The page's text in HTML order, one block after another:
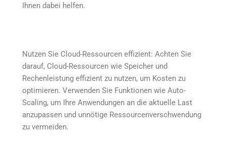
Ihnen dabei helfen.
Nutzen Sie Cloud-Ressourcen effizient: Achten Sie
darauf, Cloud-Ressourcen wie Speicher und
Rechenleistung effizient zu nutzen, um Kosten zu
optimieren. Verwenden Sie Funktionen wie Auto-
Scaling, um Ihre Anwendungen an die aktuelle Last
anzupassen und unnötige Ressourcenverschwendung
zu vermeiden.